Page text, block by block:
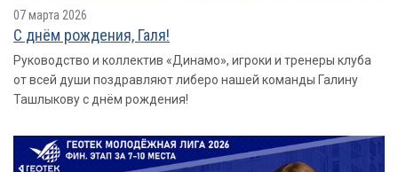
07 марта 2026
С днём рождения, Галя!
Руководство и коллектив «Динамо», игроки и тренеры клуба
от всей души поздравляют либеро нашей команды Галину
Ташлыкову с днём рождения!